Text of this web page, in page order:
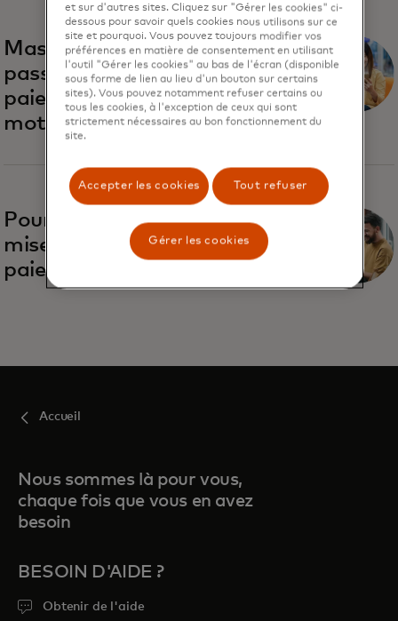
Mastercard réinvente le
passage en caisse avec des
paiements sans numéro ni
mot de passe
Pourquoi les commerçants
misent gros sur des
paiements plus rapides
Accueil
Nous sommes là pour vous,
chaque fois que vous en avez
besoin
BESOIN D'AIDE ?
Obtenir de l'aide
et sur d'autres sites. Cliquez sur "Gérer les cookies" ci-
dessous pour savoir quels cookies nous utilisons sur ce
site et pourquoi. Vous pouvez toujours modifier vos
préférences en matière de consentement en utilisant
l'outil "Gérer les cookies" au bas de l'écran (disponible
sous forme de lien au lieu d'un bouton sur certains
sites). Vous pouvez notamment refuser certains ou
tous les cookies, à l'exception de ceux qui sont
strictement nécessaires au bon fonctionnement du
site.
Accepter les cookies Tout refuser
Gérer les cookies